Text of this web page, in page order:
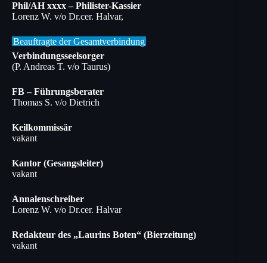
Phil/AH xxxx – Philister-Kassier
Lorenz W. v/o Dr.cer. Halvar,
Beauftragte der Gesamtverbindung
Verbindungsseelsorger
(P. Andreas T. v/o Taurus)
FB – Führungsberater
Thomas S. v/o Dietrich
Keilkommissär
vakant
Kantor (Gesangsleiter)
vakant
Annalenschreiber
Lorenz W. v/o Dr.cer. Halvar
Redakteur des „Laurins Boten“ (Bierzeitung)
vakant